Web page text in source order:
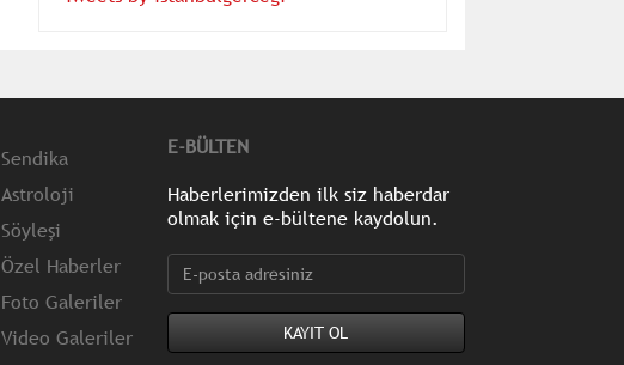
Sendika
Astroloji
Söyleşi
Özel Haberler
Foto Galeriler
Video Galeriler
E-BÜLTEN
Haberlerimizden ilk siz haberdar
olmak için e-bültene kaydolun.